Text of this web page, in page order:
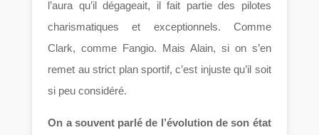
l’aura qu’il dégageait, il fait partie des pilotes
charismatiques et exceptionnels. Comme
Clark, comme Fangio. Mais Alain, si on s’en
remet au strict plan sportif, c’est injuste qu’il soit
si peu considéré.
On a souvent parlé de l’évolution de son état